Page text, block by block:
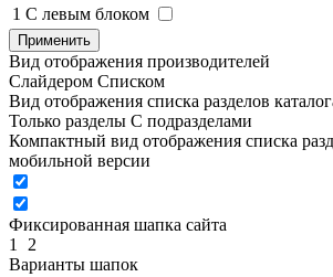
1 C левым блоком
Применить
Вид отображения производителей
Слайдером Списком
Вид отображения списка разделов
Только разделы С подразделами
Компактный вид отображения списка
мобильной версии
Фиксированная шапка сайта
1
2
Варианты шапок